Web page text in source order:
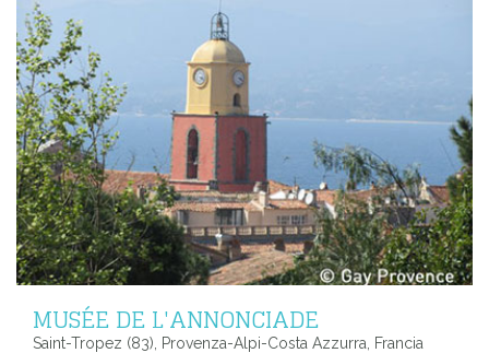
MUSÉE DE L'ANNONCIADE
Saint-Tropez (83), Provenza-Alpi-Costa Azzurra, Francia